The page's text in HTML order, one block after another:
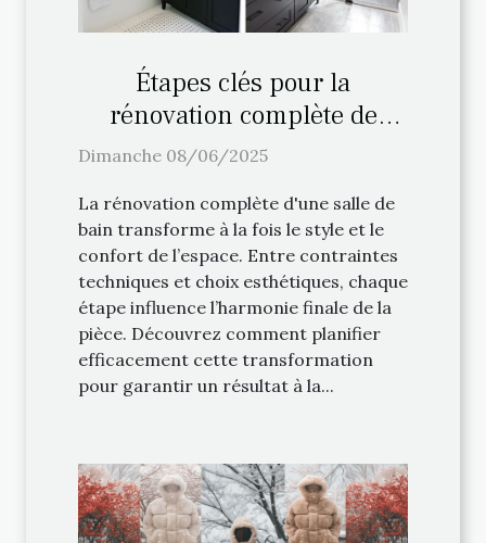
Étapes clés pour la
rénovation complète de
votre salle de bain
Dimanche 08/06/2025
La rénovation complète d'une salle de
bain transforme à la fois le style et le
confort de l’espace. Entre contraintes
techniques et choix esthétiques, chaque
étape influence l’harmonie finale de la
pièce. Découvrez comment planifier
efficacement cette transformation
pour garantir un résultat à la...